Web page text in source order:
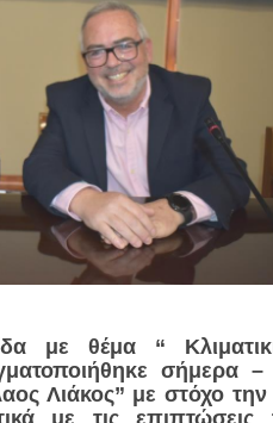
με θέμα “
σήμερα
Λιάκος” με στόχο